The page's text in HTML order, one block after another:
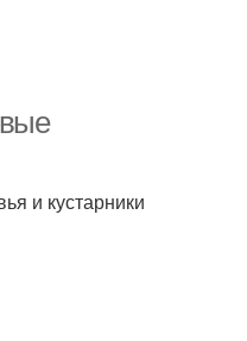
и кустарники